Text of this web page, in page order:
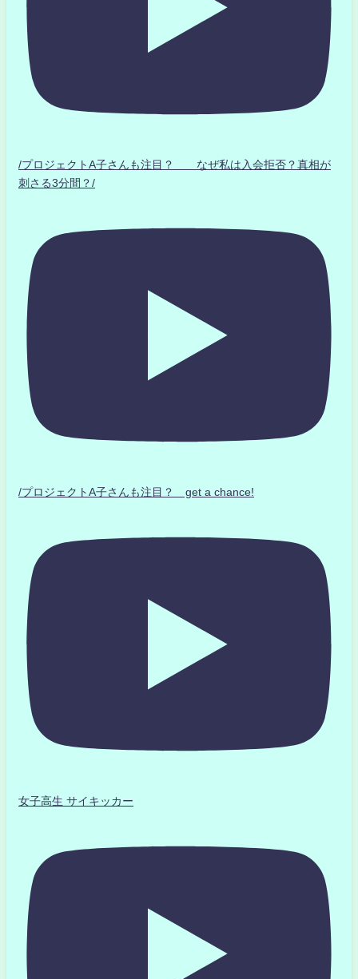
/プロジェクトA子さんも注目？ なぜ私は入会拒否？真相が
刺さる3分間？/
/プロジェクトA子さんも注目？ get a chance!
女子高生 サイキッカー